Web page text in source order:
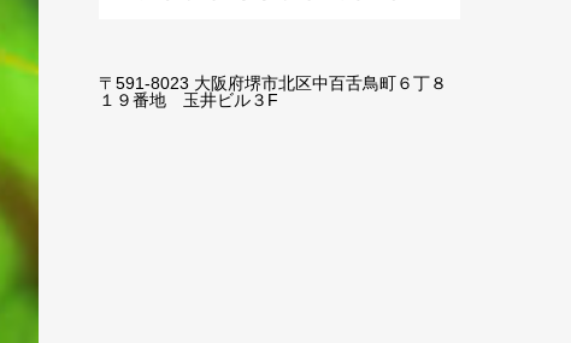
〒591-8023 大阪府堺市北区中百舌鳥町６丁８
１９番地 玉井ビル３F